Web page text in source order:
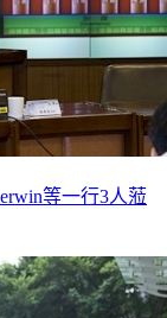
等一行3人蒞